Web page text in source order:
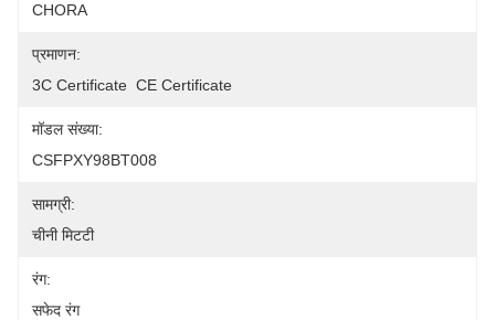
CHORA
प्रमाणन:
3C Certificate  CE Certificate
मॉडल संख्या:
CSFPXY98BT008
सामग्री:
चीनी मिटटी
रंग:
सफेद रंग